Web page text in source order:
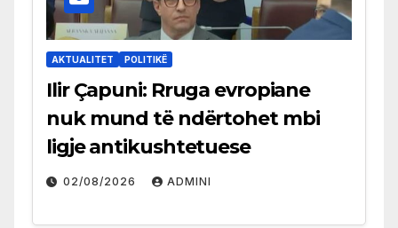
AKTUALITET POLITIKË
Ilir Çapuni: Rruga evropiane
nuk mund të ndërtohet mbi
ligje antikushtetuese
02/08/2026 ADMINI